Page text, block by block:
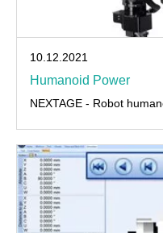
10.12.2021
Humanoid Power
NEXTAGE - Robot